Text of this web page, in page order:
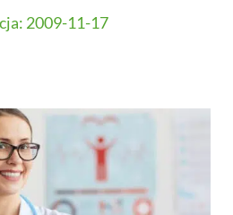
2009-11-17